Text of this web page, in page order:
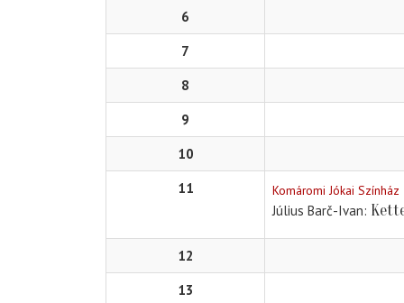
6
7
8
9
10
11
Komáromi Jókai Színház
Július Barč-Ivan
12
13